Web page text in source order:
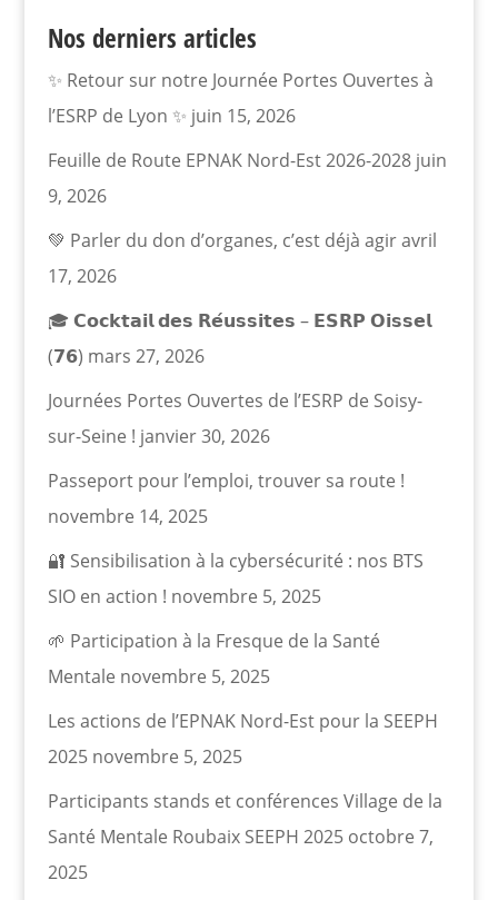
Nos derniers articles
✨ Retour sur notre Journée Portes Ouvertes à
l’ESRP de Lyon ✨ juin 15, 2026
Feuille de Route EPNAK Nord-Est 2026-2028 juin
9, 2026
💚 Parler du don d’organes, c’est déjà agir avril
17, 2026
🎓 𝗖𝗼𝗰𝗸𝘁𝗮𝗶𝗹 𝗱𝗲𝘀 𝗥𝗲́𝘂𝘀𝘀𝗶𝘁𝗲𝘀 – 𝗘𝗦𝗥𝗣 𝗢𝗶𝘀𝘀𝗲𝗹
(𝟳𝟲) mars 27, 2026
Journées Portes Ouvertes de l’ESRP de Soisy-
sur-Seine ! janvier 30, 2026
Passeport pour l’emploi, trouver sa route !
novembre 14, 2025
🔐 Sensibilisation à la cybersécurité : nos BTS
SIO en action ! novembre 5, 2025
🌱 Participation à la Fresque de la Santé
Mentale novembre 5, 2025
Les actions de l’EPNAK Nord-Est pour la SEEPH
2025 novembre 5, 2025
Participants stands et conférences Village de la
Santé Mentale Roubaix SEEPH 2025 octobre 7,
2025